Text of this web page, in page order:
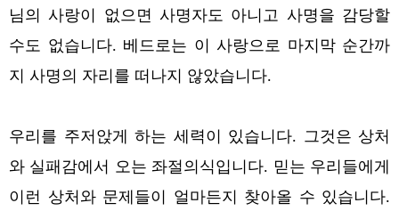
님의 사랑이 없으면 사명자도 아니고 사명을 감당할
수도 없습니다. 베드로는 이 사랑으로 마지막 순간까
지 사명의 자리를 떠나지 않았습니다.
우리를 주저앉게 하는 세력이 있습니다. 그것은 상처
와 실패감에서 오는 좌절의식입니다. 믿는 우리들에게
이런 상처와 문제들이 얼마든지 찾아올 수 있습니다.